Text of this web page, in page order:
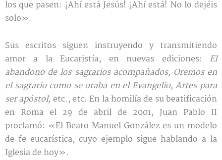
los que pasen: ¡Ahí está Jesús! ¡Ahí está! No lo dejéis
solo».
Sus escritos siguen instruyendo y transmitiendo
amor a la Eucaristía, en nuevas ediciones: El
abandono de los sagrarios acompañados, Oremos en
el sagrario como se oraba en el Evangelio, Artes para
ser apóstol, etc., etc. En la homilía de su beatificación
en Roma el 29 de abril de 2001, Juan Pablo II
proclamó: «El Beato Manuel González es un modelo
de fe eucarística, cuyo ejemplo sigue hablando a la
Iglesia de hoy».